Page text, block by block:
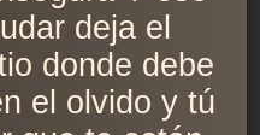
deja el
donde debe
el olvido y tú